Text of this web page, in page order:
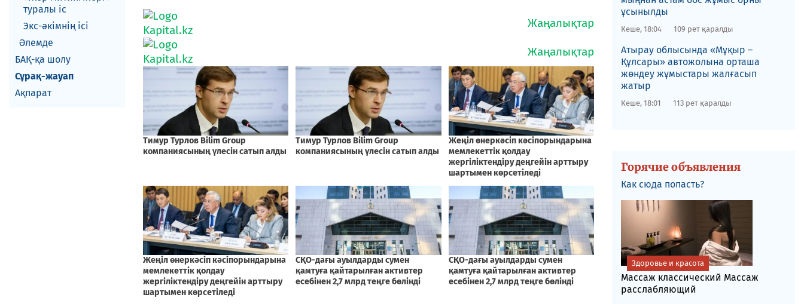
туралы іс
Экс-әкiмнiң iсi
Әлемде
БАҚ-қа шолу
Сұрақ-жауап
Ақпарат
ұсынылды
Кеше, 18:04 109 рет қаралды
​Атырау облысында «Мұқыр –
Құлсары» автожолына орташа
жөндеу жұмыстары жалғасып
жатыр
Кеше, 18:01 113 рет қаралды
Горячие объявления
Как сюда попасть?
Массаж классический Массаж
расслабляющий
Здоровье и красота